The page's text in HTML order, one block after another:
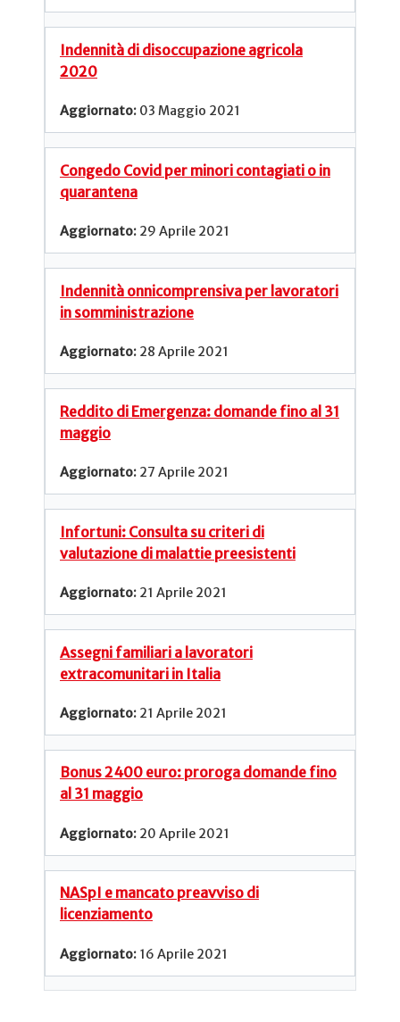
Indennità di disoccupazione agricola
2020
03 Maggio 2021
Congedo Covid per minori contagiati o in
quarantena
29 Aprile 2021
Indennità onnicomprensiva per lavoratori
in somministrazione
28 Aprile 2021
Reddito di Emergenza: domande fino al 31
maggio
27 Aprile 2021
Infortuni: Consulta su criteri di
valutazione di malattie preesistenti
21 Aprile 2021
Assegni familiari a lavoratori
extracomunitari in Italia
21 Aprile 2021
Bonus 2400 euro: proroga domande fino
al 31 maggio
20 Aprile 2021
NASpI e mancato preavviso di
licenziamento
16 Aprile 2021